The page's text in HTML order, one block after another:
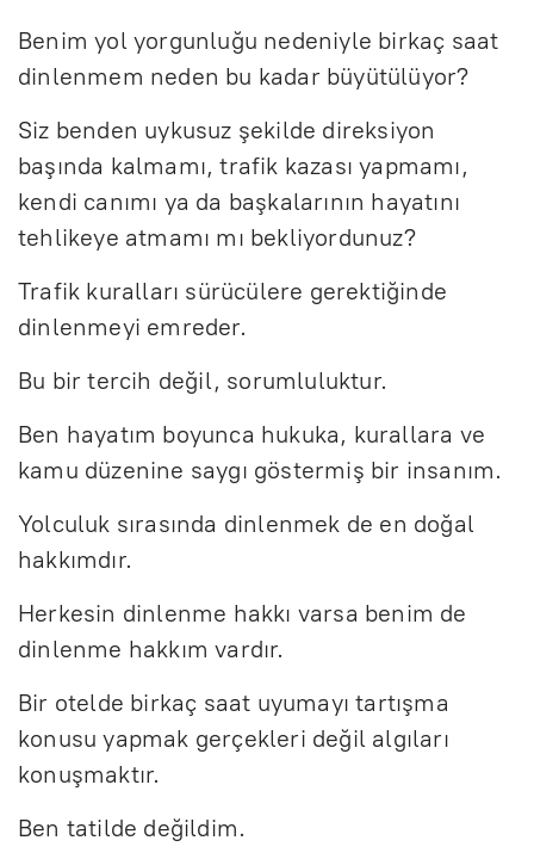
Benim yol yorgunluğu nedeniyle birkaç saat
dinlenmem neden bu kadar büyütülüyor?
Siz benden uykusuz şekilde direksiyon
başında kalmamı, trafik kazası yapmamı,
kendi canımı ya da başkalarının hayatını
tehlikeye atmamı mı bekliyordunuz?
Trafik kuralları sürücülere gerektiğinde
dinlenmeyi emreder.
Bu bir tercih değil, sorumluluktur.
Ben hayatım boyunca hukuka, kurallara ve
kamu düzenine saygı göstermiş bir insanım.
Yolculuk sırasında dinlenmek de en doğal
hakkımdır.
Herkesin dinlenme hakkı varsa benim de
dinlenme hakkım vardır.
Bir otelde birkaç saat uyumayı tartışma
konusu yapmak gerçekleri değil algıları
konuşmaktır.
Ben tatilde değildim.